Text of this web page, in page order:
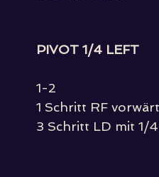
PIVOT 1/4 LEFT
1-2
1 Schritt RF
3 Schritt LD mit 1/